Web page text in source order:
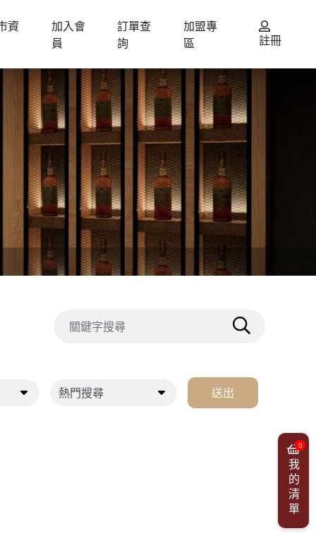
資
加入會
員
訂單查
詢
加盟專
區
註冊
我的清單
0
送出